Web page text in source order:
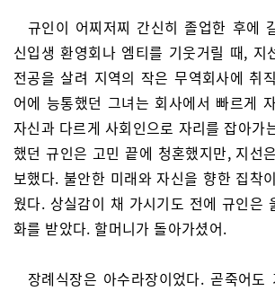
규인이 어찌저찌 간신히 졸업한 후에
신입생 환영회나 엠티를 기웃거릴 때, 지
전공을 살려 지역의 작은 무역회사에 취
어에 능통했던 그녀는 회사에서 빠르게
자신과 다르게 사회인으로 자리를 잡아가
했던 규인은 고민 끝에 청혼했지만, 지선
보했다. 불안한 미래와 자신을 향한 집착
웠다. 상실감이 채 가시기도 전에 규인은
화를 받았다. 할머니가 돌아가셨어.
장례식장은 아수라장이었다. 곧죽어도